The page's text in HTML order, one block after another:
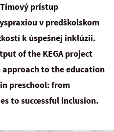
prístup
v predškolskom
k úspešnej inklúzii.
of the KEGA project
approach to the education
preschool: from
to successful inclusion.